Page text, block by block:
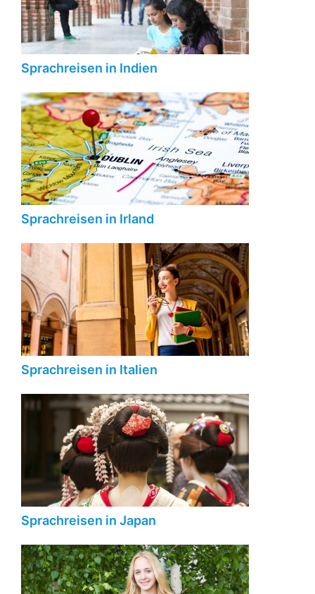
Sprachreisen in Indien
Sprachreisen in Irland
Sprachreisen in Italien
Sprachreisen in Japan